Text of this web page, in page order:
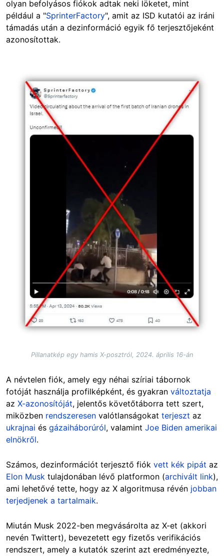
olyan befolyásos fiókok adtak neki löketet, mint
például a "SprinterFactory", amit az ISD kutatói az iráni
támadás után a dezinformáció egyik fő terjesztőjeként
azonosítottak.
Image
Pillanatkép egy hamis X-posztról, 2024. április 16-án
A névtelen fiók, amely egy néhai szíriai tábornok
fotóját használja profilképként, és gyakran változtatja
az X-azonosítóját, jelentős követőtáborra tett szert,
miközben rendszeresen valótlanságokat terjeszt az
ukrajnai és gázaiháborúról, valamint Joe Biden amerikai
elnökről.
Számos, dezinformációt terjesztő fiók vett kék pipát az
Elon Musk tulajdonában lévő platformon (archivált link),
ami lehetővé tette, hogy az X algoritmusa révén jobban
terjedjenek a tartalmaik.
Miután Musk 2022-ben megvásárolta az X-et (akkori
nevén Twittert), bevezetett egy fizetős verifikációs
rendszert, amely a kutatók szerint azt eredményezte,